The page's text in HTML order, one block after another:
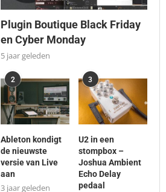
Plugin Boutique Black Friday
en Cyber Monday
5 jaar geleden
2
Ableton kondigt
de nieuwste
versie van Live
aan
3 jaar geleden
3
U2 in een
stompbox –
Joshua Ambient
Echo Delay
pedaal